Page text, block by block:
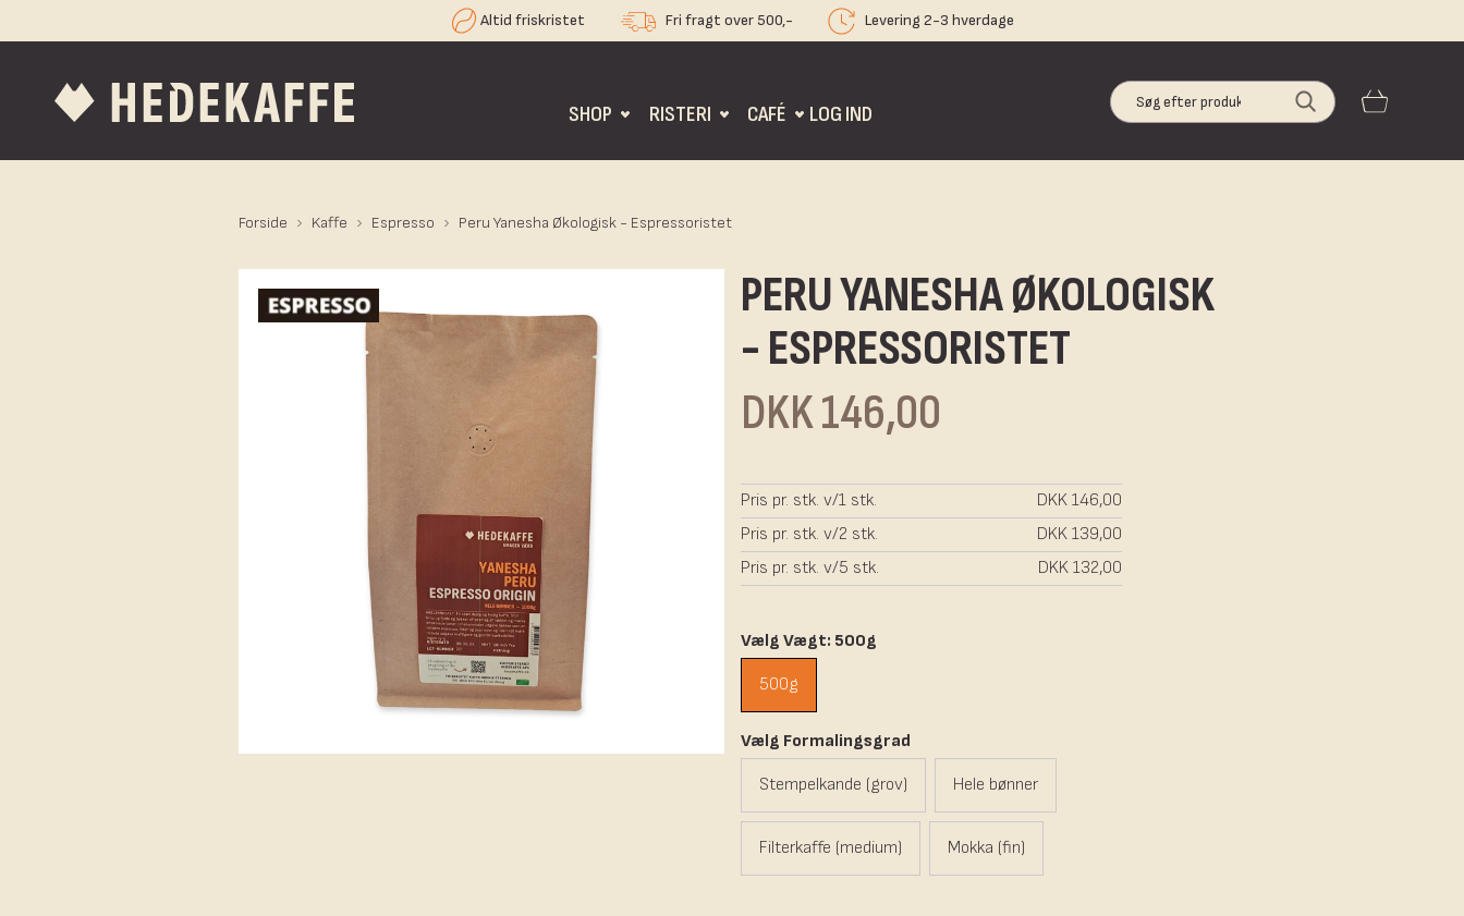
Altid friskristet Fri fragt over 500,- Levering 2-3 hverdage
SHOP RISTERI CAFÉ LOG IND
Forside Kaffe Espresso Peru Yanesha Økologisk - Espressoristet
PERU YANESHA ØKOLOGISK
- ESPRESSORISTET
DKK 146,00
Pris pr. stk. v/1 stk.
DKK 146,00
Pris pr. stk. v/2 stk.
DKK 139,00
Pris pr. stk. v/5 stk.
DKK 132,00
Vælg Vægt: 500g
500g
Vælg Formalingsgrad
Stempelkande (grov) Hele bønner
Filterkaffe (medium) Mokka (fin)